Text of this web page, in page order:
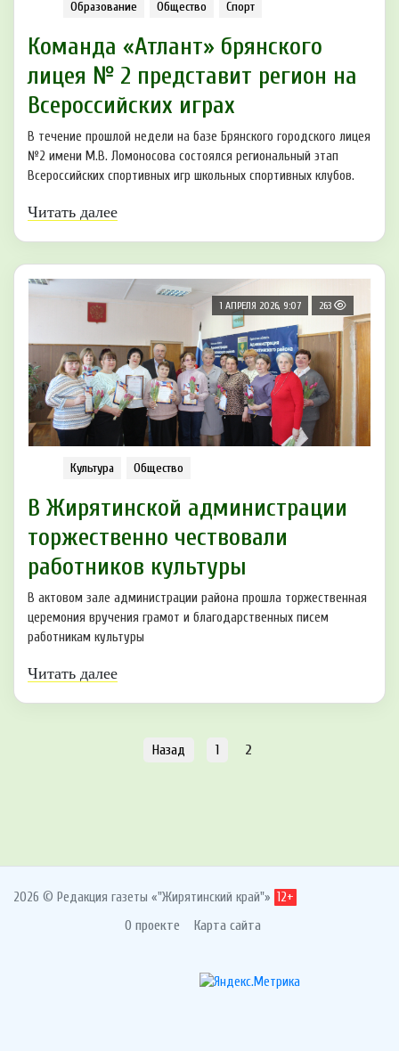
Образование Общество Спорт
Команда «Атлант» брянского
лицея № 2 представит регион на
Всероссийских играх
В течение прошлой недели на базе Брянского городского лицея
№2 имени М.В. Ломоносова состоялся региональный этап
Всероссийских спортивных игр школьных спортивных клубов.
Читать далее
1 АПРЕЛЯ 2026, 9:07 263
Культура Общество
В Жирятинской администрации
торжественно чествовали
работников культуры
В актовом зале администрации района прошла торжественная
церемония вручения грамот и благодарственных писем
работникам культуры
Читать далее
Назад 1 2
2026 © Редакция газеты «"Жирятинский край"» 12+
О проекте Карта сайта